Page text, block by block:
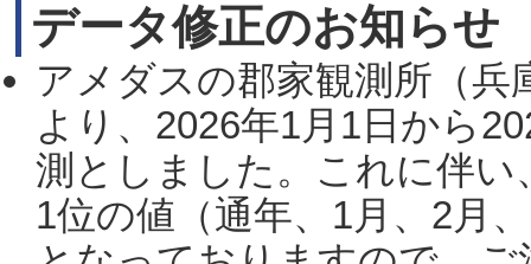
データ修正のお知らせ
アメダスの郡家観測所（
より、2026年1月1日から
測としました。これに伴い
1位の値（通年、1月、2月